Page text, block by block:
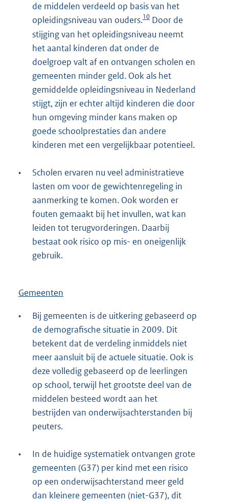
de middelen verdeeld op basis van het
opleidingsniveau van ouders.10 Door de
stijging van het opleidingsniveau neemt
het aantal kinderen dat onder de
doelgroep valt af en ontvangen scholen en
gemeenten minder geld. Ook als het
gemiddelde opleidingsniveau in Nederland
stijgt, zijn er echter altijd kinderen die door
hun omgeving minder kans maken op
goede schoolprestaties dan andere
kinderen met een vergelijkbaar potentieel.
•
Scholen ervaren nu veel administratieve
lasten om voor de gewichtenregeling in
aanmerking te komen. Ook worden er
fouten gemaakt bij het invullen, wat kan
leiden tot terugvorderingen. Daarbij
bestaat ook risico op mis- en oneigenlijk
gebruik.
Gemeenten
•
Bij gemeenten is de uitkering gebaseerd op
de demografische situatie in 2009. Dit
betekent dat de verdeling inmiddels niet
meer aansluit bij de actuele situatie. Ook is
deze volledig gebaseerd op de leerlingen
op school, terwijl het grootste deel van de
middelen besteed wordt aan het
bestrijden van onderwijsachterstanden bij
peuters.
•
In de huidige systematiek ontvangen grote
gemeenten (G37) per kind met een risico
op een onderwijsachterstand meer geld
dan kleinere gemeenten (niet-G37), dit